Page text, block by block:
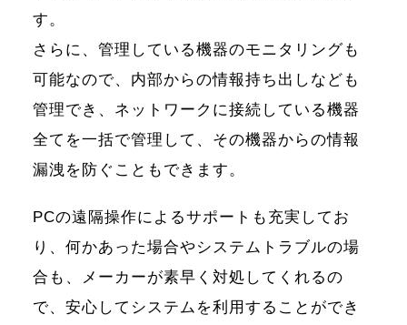
す。
さらに、管理している機器のモニタリングも
可能なので、内部からの情報持ち出しなども
管理でき、ネットワークに接続している機器
全てを一括で管理して、その機器からの情報
漏洩を防ぐこともできます。
PCの遠隔操作によるサポートも充実してお
り、何かあった場合やシステムトラブルの場
合も、メーカーが素早く対処してくれるの
で、安心してシステムを利用することができ